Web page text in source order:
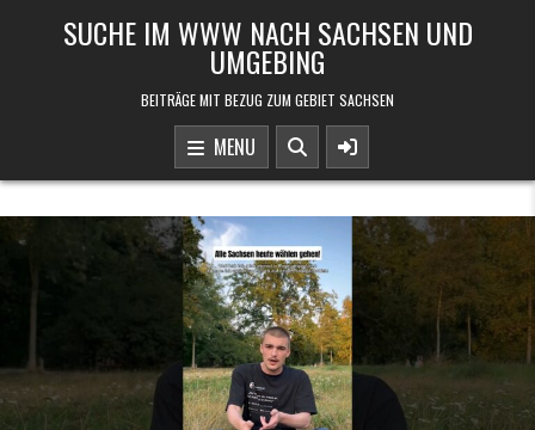
SUCHE IM WWW NACH SACHSEN UND
UMGEBING
BEITRÄGE MIT BEZUG ZUM GEBIET SACHSEN
MENU